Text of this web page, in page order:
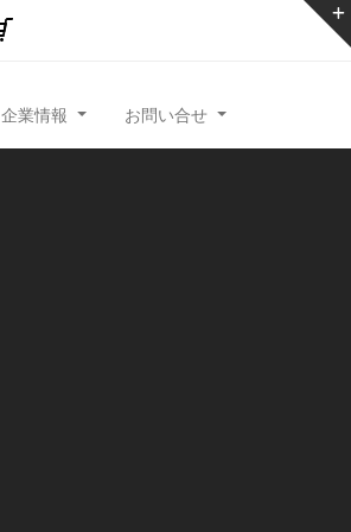
企業情報 お問い合せ